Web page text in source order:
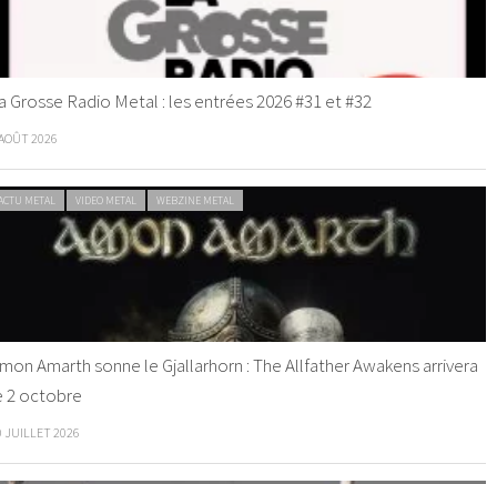
Grosse Radio Metal : les entrées 2026 #31 et #32
2026
METAL VIDEO METAL WEBZINE METAL
Amarth sonne le Gjallarhorn : The Allfather Awakens arrivera
2 octobre
JUILLET 2026